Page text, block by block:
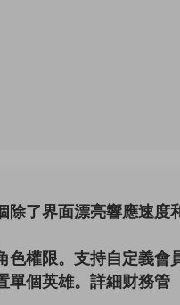
除了界面漂亮響應速度
色權限。支持自定義會
單個英雄。詳細财務管